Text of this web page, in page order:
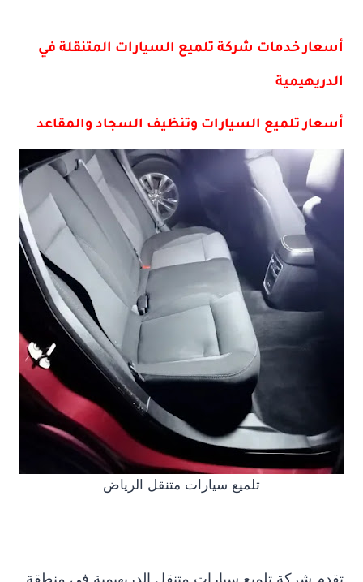
أسعار خدمات شركة تلميع السيارات المتنقلة في
الدريهيمية
أسعار تلميع السيارات وتنظيف السجاد والمقاعد
تلميع سيارات متنقل الرياض
تقدم شركة تلميع سيارات متنقل الدريهيمية في منطقة